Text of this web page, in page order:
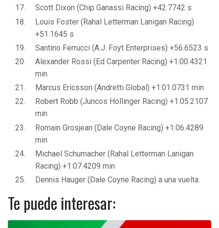
Scott Dixon (Chip Ganassi Racing) +42.7742 s
Louis Foster (Rahal Letterman Lanigan Racing)
+51.1645 s
Santino Ferrucci (A.J. Foyt Enterprises) +56.6523 s
Alexander Rossi (Ed Carpenter Racing) +1:00.4321
min
Marcus Ericsson (Andretti Global) +1:01.0731 min
Robert Robb (Juncos Hollinger Racing) +1:05.2107
min
Romain Grosjean (Dale Coyne Racing) +1:06.4289
min
Michael Schumacher (Rahal Letterman Lanigan
Racing) +1:07.4209 min
Dennis Hauger (Dale Coyne Racing) a una vuelta.
Te puede interesar: